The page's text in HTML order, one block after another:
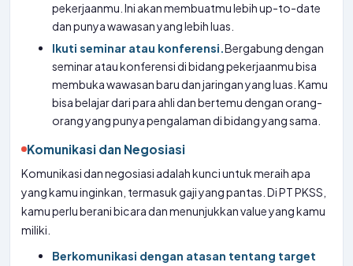
pekerjaanmu. Ini akan membuatmu lebih up-to-date
dan punya wawasan yang lebih luas.
Ikuti seminar atau konferensi.Bergabung dengan
seminar atau konferensi di bidang pekerjaanmu bisa
membuka wawasan baru dan jaringan yang luas. Kamu
bisa belajar dari para ahli dan bertemu dengan orang-
orang yang punya pengalaman di bidang yang sama.
Komunikasi dan Negosiasi
Komunikasi dan negosiasi adalah kunci untuk meraih apa
yang kamu inginkan, termasuk gaji yang pantas. Di PT PKSS,
kamu perlu berani bicara dan menunjukkan value yang kamu
miliki.
Berkomunikasi dengan atasan tentang target